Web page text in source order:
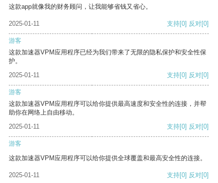
这款app就像我的财务顾问，让我能够省钱又省心。
2025-01-11 支持[0] 反对[0]
游客
这款加速器VPM应用程序已经为我们带来了无限的隐私保护和安全性保
护。
2025-01-11
支持[0] 反对[0]
游客
这款加速器VPM应用程序可以给你提供最高速度和安全性的连接，并帮
助你在网络上自由移动。
2025-01-11
支持[0] 反对[0]
游客
这款加速器VPM应用程序可以给你提供全球覆盖和最高安全性的连接。
2025-01-11 支持[0] 反对[0]